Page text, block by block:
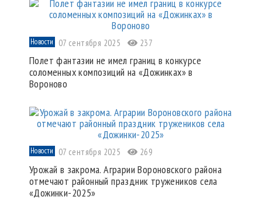
Новости 07 сентября 2025 237
Полет фантазии не имел границ в конкурсе
соломенных композиций на «Дожинках» в
Вороново
Новости 07 сентября 2025 269
Урожай в закрома. Аграрии Вороновского района
отмечают районный праздник тружеников села
«Дожинки-2025»